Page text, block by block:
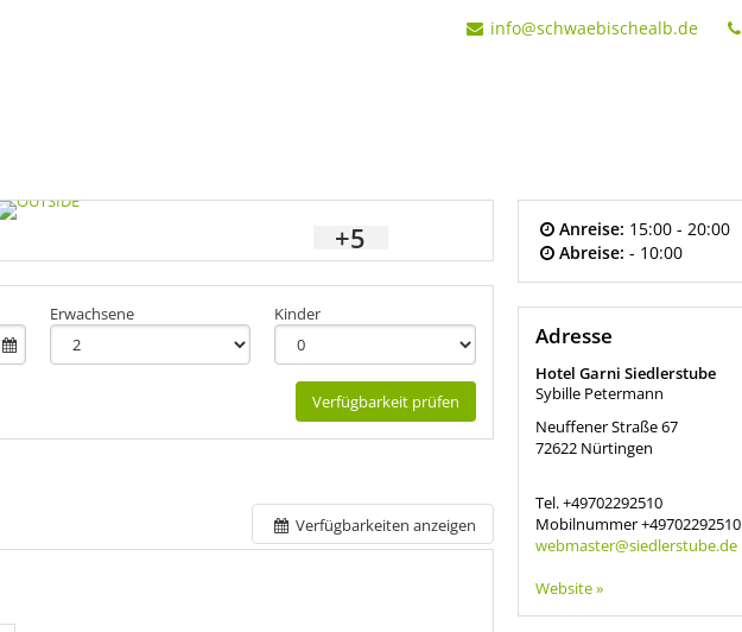
info@schwaebischealb.de
+5
Erwachsene Kinder
Verfügbarkeit prüfen
Verfügbarkeiten anzeigen
Anreise: 15:00 - 20:00
Abreise: - 10:00
Adresse
Hotel Garni Siedlerstube
Sybille Petermann
Neuffener Straße 67
72622 Nürtingen
Tel.+49702292510
Mobilnummer+49702292510
webmaster@siedlerstube.de
Website »